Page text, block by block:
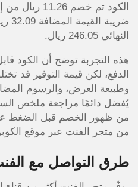
الكود تم خصم
النهائي 246.05 ريال.
هذه التجربة توضح أن الكود
الدفع، لكن قيمة التوفير قد
وطبيعة العرض، والرسوم
يُفضل دائمًا مراجعة ملخص
من ظهور الخصم قبل الضغط
من متجر الفنت عبر موقع
طرق التواصل مع